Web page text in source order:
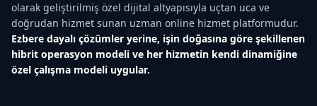
olarak geliştirilmiş özel dijital altyapısıyla uçtan uca ve
doğrudan hizmet sunan uzman online hizmet platformudur.
Ezbere dayalı çözümler yerine, işin doğasına göre şekillenen
hibrit operasyon modeli ve her hizmetin kendi dinamiğine
özel çalışma modeli uygular.